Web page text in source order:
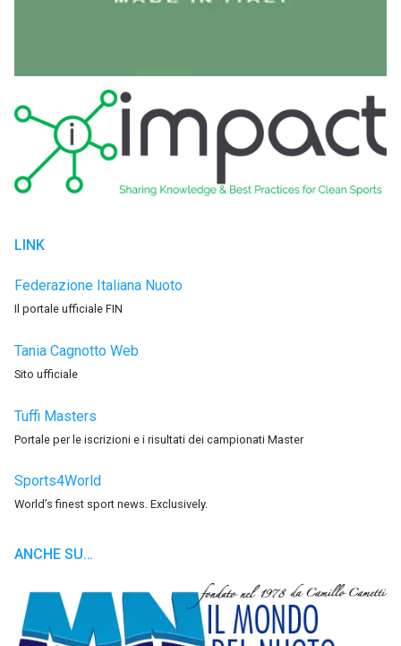
LINK
Federazione Italiana Nuoto
Il portale ufficiale FIN
Tania Cagnotto Web
Sito ufficiale
Tuffi Masters
Portale per le iscrizioni e i risultati dei campionati Master
Sports4World
World’s finest sport news. Exclusively.
ANCHE SU…